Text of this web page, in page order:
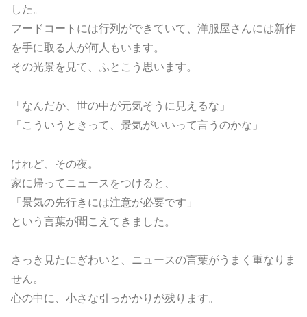
した。
フードコートには行列ができていて、洋服屋さんには新作
を手に取る人が何人もいます。
その光景を見て、ふとこう思います。
「なんだか、世の中が元気そうに見えるな」
「こういうときって、景気がいいって言うのかな」
けれど、その夜。
家に帰ってニュースをつけると、
「景気の先行きには注意が必要です」
という言葉が聞こえてきました。
さっき見たにぎわいと、ニュースの言葉がうまく重なりま
せん。
心の中に、小さな引っかかりが残ります。